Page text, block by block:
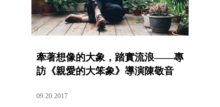
牽著想像的大象，踏實流浪——專
訪《親愛的大笨象》導演陳敬音
09.20.2017